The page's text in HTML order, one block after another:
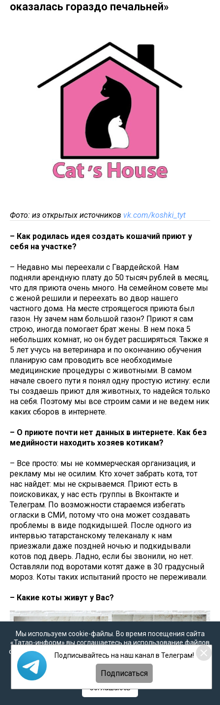
оказалась гораздо печальней»
Фото: из открытых источников vk.com/koshki_tyt
– Как родилась идея создать кошачий приют у
себя на участке?
– Недавно мы переехали с Гвардейской. Нам
подняли арендную плату до 50 тысяч рублей в месяц,
что для приюта очень много. На семейном совете мы
с женой решили и переехать во двор нашего
частного дома. На месте строящегося приюта был
газон. Ну зачем нам большой газон? Приют я сам
строю, иногда помогает брат жены. В нем пока 5
небольших комнат, но он будет расширяться. Также я
5 лет учусь на ветеринара и по окончанию обучения
планирую сам проводить все необходимые
медицинские процедуры с животными. В самом
начале своего пути я понял одну простую истину: если
ты создаешь приют для животных, то надейся только
на себя. Поэтому мы все строим сами и не ведем ник
каких сборов в интернете.
– О приюте почти нет данных в интернете. Как без
медийности находить хозяев котикам?
– Все просто: мы не коммерческая организация, и
рекламу мы не осилим. Кто хочет забрать кота, тот
нас найдет: мы не скрываемся. Приют есть в
поисковиках, у нас есть группы в Вконтакте и
Телеграм. По возможности стараемся избегать
огласки в СМИ, потому что она может создавать
проблемы в виде подкидышей. После одного из
интервью татарстанскому телеканалу к нам
приезжали даже поздней ночью и подкидывали
котов под дверь. Ладно, если бы звонили, но нет.
Оставляли под воротами котят даже в 30 градусный
мороз. Коты таких испытаний просто не переживали.
– Какие коты живут у Вас?
Мы используем cookie-файлы. Во время посещения сайта
«Татар-информ» вы соглашаетесь на использование файлов
cookie в соответствии с настоящим уведомлением, согласием
наобработку персональных данных,Политикой о
персональных данных
Политикой конфиденциальности
Соглашаюсь
Подписывайтесь на наш канал в Телеграм!
Подписаться